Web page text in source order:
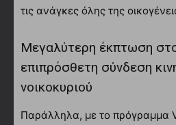
τις ανάγκες όλης της
Μεγαλύτερη έκπτωση
επιπρόσθετη σύνδεση
νοικοκυριού
Παράλληλα, με το πρόγραμμα